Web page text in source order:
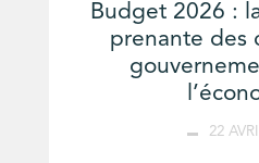
Budget 2026 :
prenante des
22